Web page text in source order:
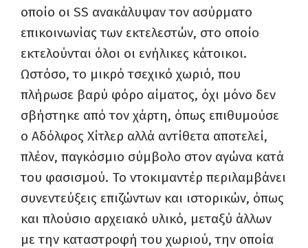
οποίο οι SS ανακάλυψαν τον ασύρματο
επικοινωνίας των εκτελεστών, στο οποίο
εκτελούνται όλοι οι ενήλικες κάτοικοι.
Ωστόσο, το μικρό τσεχικό χωριό, που
πλήρωσε βαρύ φόρο αίματος, όχι μόνο δεν
σβήστηκε από τον χάρτη, όπως επιθυμούσε
ο Αδόλφος Χίτλερ αλλά αντίθετα αποτελεί,
πλέον, παγκόσμιο σύμβολο στον αγώνα κατά
του φασισμού. Το ντοκιμαντέρ περιλαμβάνει
συνεντεύξεις επιζώντων και ιστορικών, όπως
και πλούσιο αρχειακό υλικό, μεταξύ άλλων
με την καταστροφή του χωριού, την οποία